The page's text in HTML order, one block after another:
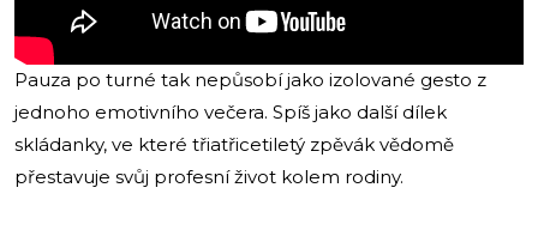
Pauza po turné tak nepůsobí jako izolované gesto z
jednoho emotivního večera. Spíš jako další dílek
skládanky, ve které třiatřicetiletý zpěvák vědomě
přestavuje svůj profesní život kolem rodiny.